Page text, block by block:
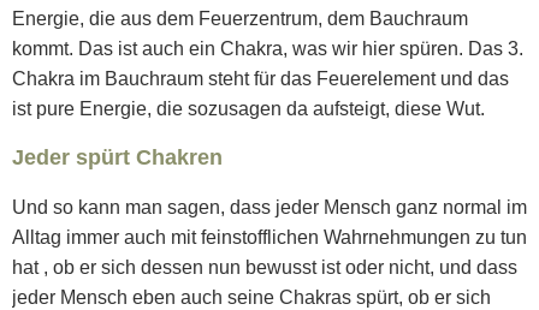
Energie, die aus dem Feuerzentrum, dem Bauchraum
kommt. Das ist auch ein Chakra, was wir hier spüren. Das 3.
Chakra im Bauchraum steht für das Feuerelement und das
ist pure Energie, die sozusagen da aufsteigt, diese Wut.
Jeder spürt Chakren
Und so kann man sagen, dass jeder Mensch ganz normal im
Alltag immer auch mit feinstofflichen Wahrnehmungen zu tun
hat , ob er sich dessen nun bewusst ist oder nicht, und dass
jeder Mensch eben auch seine Chakras spürt, ob er sich